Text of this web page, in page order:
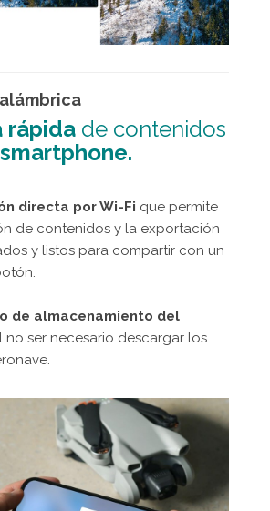
rápida de contenidos
directa por Wi-Fi que permite
de contenidos y la exportación
y listos para compartir con un
de almacenamiento del
no ser necesario descargar los